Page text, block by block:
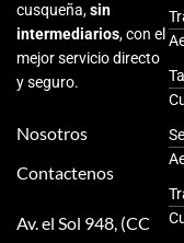
cusqueña,sin
intermediarios, con el
mejor servicio directo
y seguro.
Nosotros
Contactenos
Av. el Sol 948, (CC